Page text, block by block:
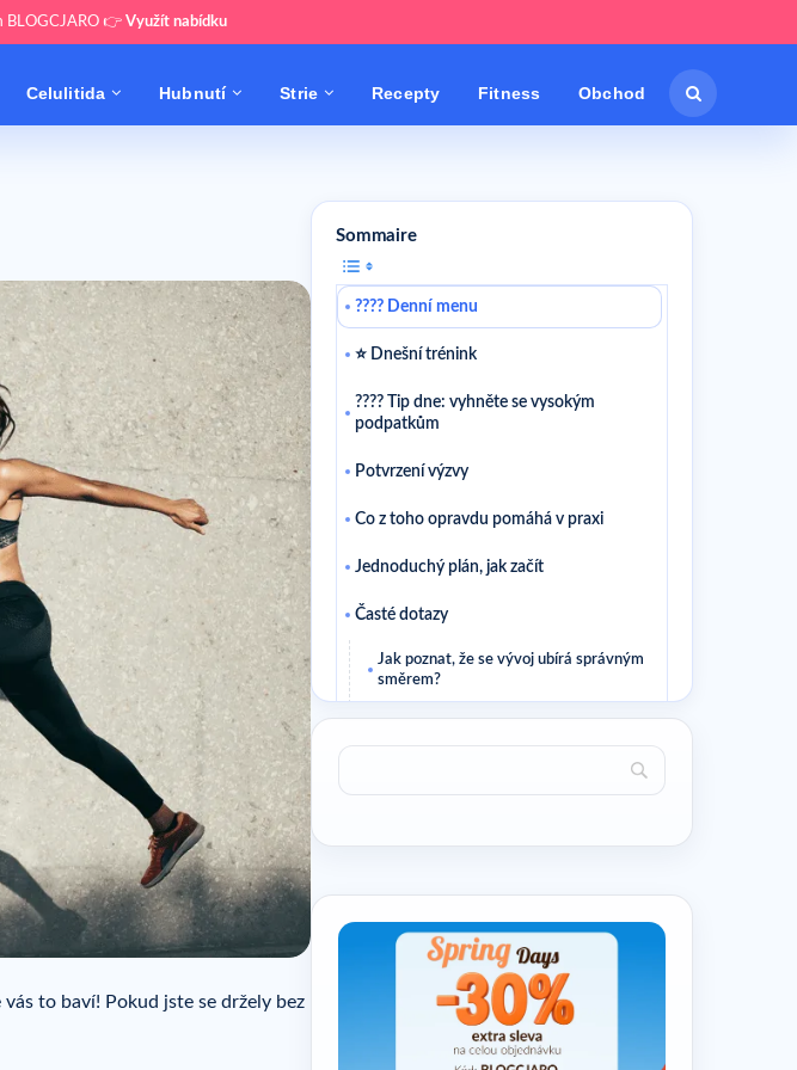
BLOGCJARO 👉 Využít nabídku
Celulitida Hubnutí Strie Recepty Fitness Obchod
to baví! Pokud jste se držely bez
Sommaire
???? Denní menu
⭐ Dnešní trénink
???? Tip dne: vyhněte se vysokým
podpatkům
Potvrzení výzvy
Co z toho opravdu pomáhá v praxi
Jednoduchý plán, jak začít
Časté dotazy
Jak poznat, že se vývoj ubírá správným
směrem?
Je nutné měnit všechno najednou?